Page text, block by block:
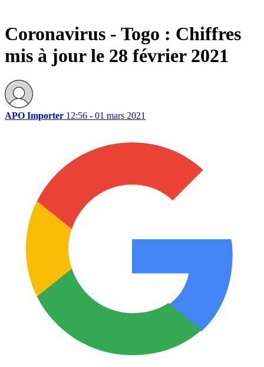
Coronavirus - Togo : Chiffres
mis à jour le 28 février 2021
APO Importer 12:56 - 01 mars 2021